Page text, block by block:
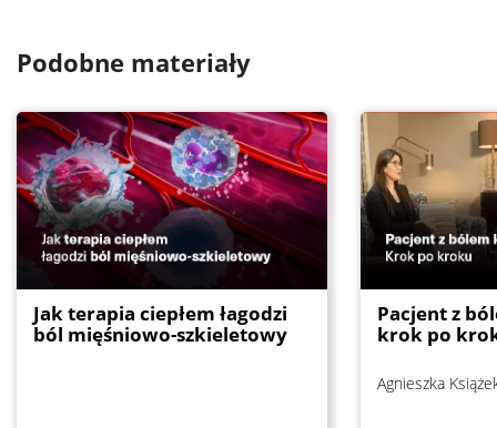
Podobne materiały
Jak terapia ciepłem łagodzi
ból mięśniowo-szkieletowy
Pacjent z
krok po
Agnieszka